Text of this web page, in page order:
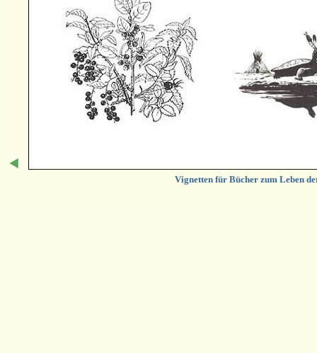
Vignetten für Bücher zum Leben